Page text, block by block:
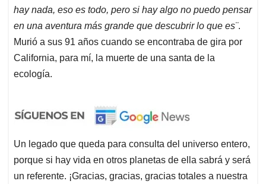
hay nada, eso es todo, pero si hay algo no puedo pensar
en una aventura más grande que descubrir lo que es¨.
Murió a sus 91 años cuando se encontraba de gira por
California, para mí, la muerte de una santa de la
ecología.
Un legado que queda para consulta del universo entero,
porque si hay vida en otros planetas de ella sabrá y será
un referente. ¡Gracias, gracias, gracias totales a nuestra